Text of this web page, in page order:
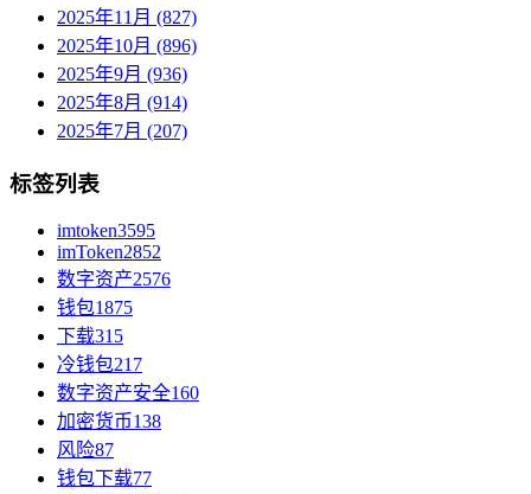
2025年11月 (827)
2025年10月 (896)
2025年9月 (936)
2025年8月 (914)
2025年7月 (207)
标签列表
imtoken3595
imToken2852
数字资产2576
钱包1875
下载315
冷钱包217
数字资产安全160
加密货币138
风险87
钱包下载77